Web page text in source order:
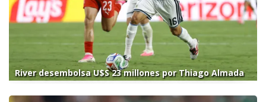
River desembolsa U$S 23 millones por Thiago Almada